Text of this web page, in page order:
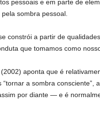
pessoais e em parte de
sombra pessoal.
constrói a partir de
que tomamos como
aponta que é
“tornar a sombra consciente”,
por diante — e é